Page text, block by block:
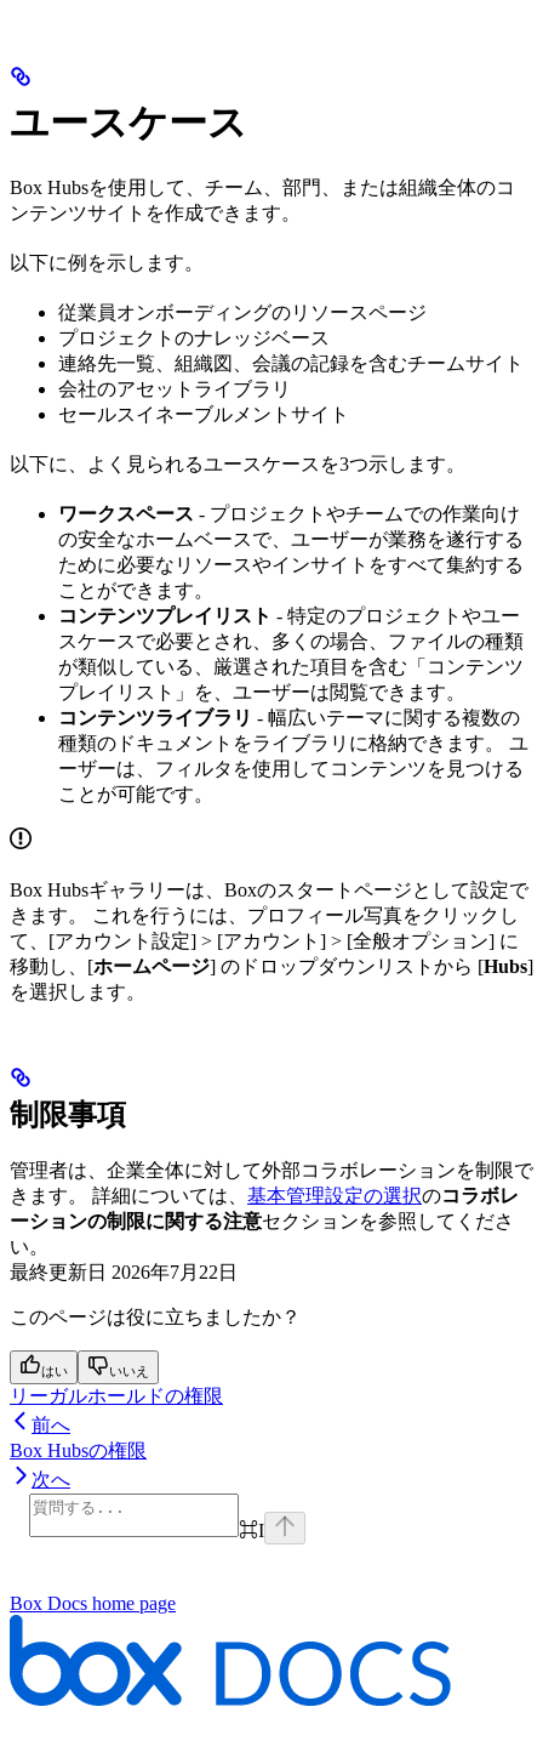
ユースケース
Box Hubsを使用して、チーム、部門、または組織全体のコ
ンテンツサイトを作成できます。
以下に例を示します。
従業員オンボーディングのリソースページ
プロジェクトのナレッジベース
連絡先一覧、組織図、会議の記録を含むチームサイト
会社のアセットライブラリ
セールスイネーブルメントサイト
以下に、よく見られるユースケースを3つ示します。
ワークスペース - プロジェクトやチームでの作業向け
の安全なホームベースで、ユーザーが業務を遂行する
ために必要なリソースやインサイトをすべて集約する
ことができます。
コンテンツプレイリスト - 特定のプロジェクトやユー
スケースで必要とされ、多くの場合、ファイルの種類
が類似している、厳選された項目を含む「コンテンツ
プレイリスト」を、ユーザーは閲覧できます。
コンテンツライブラリ - 幅広いテーマに関する複数の
種類のドキュメントをライブラリに格納できます。 ユ
ーザーは、フィルタを使用してコンテンツを見つける
ことが可能です。
Box Hubsギャラリーは、Boxのスタートページとして設定で
きます。 これを行うには、プロフィール写真をクリックし
て、[アカウント設定] > [アカウント] > [全般オプション] に
移動し、[ホームページ] のドロップダウンリストから [Hubs]
を選択します。
制限事項
管理者は、企業全体に対して外部コラボレーションを制限で
きます。 詳細については、 基本管理設定の選択のコラボレ
ーションの制限に関する注意セクションを参照してくださ
い。
最終更新日 2026年7月22日
このページは役に立ちましたか？
はい いいえ
リーガルホールドの権限
前へ
Box Hubsの権限
次へ
⌘I
Box Docs home page